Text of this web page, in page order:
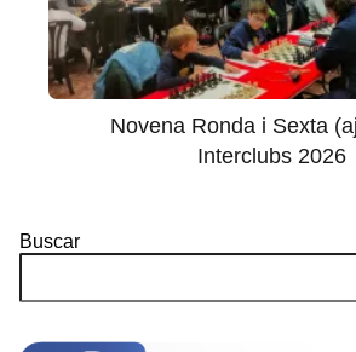
Novena Ronda i Sexta
Interclubs 2026
Buscar